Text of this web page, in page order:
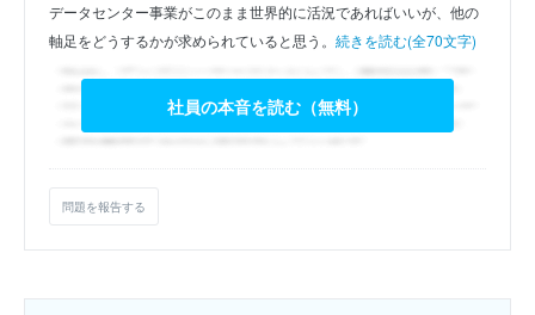
データセンター事業がこのまま世界的に活況であればいいが、他の
軸足をどうするかが求められていると思う。 続きを読む(全70文字)
社員の本音を読む（無料）
問題を報告する